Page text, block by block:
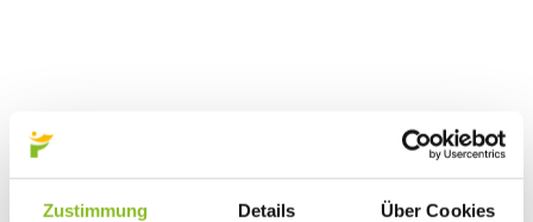
Zustimmung Details Über Cookies